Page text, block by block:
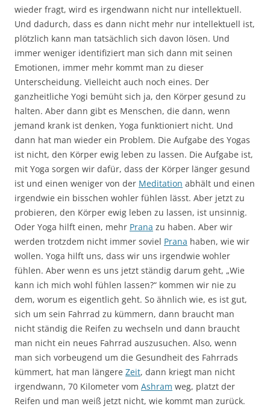
wieder fragt, wird es irgendwann nicht nur intellektuell.
Und dadurch, dass es dann nicht mehr nur intellektuell ist,
plötzlich kann man tatsächlich sich davon lösen. Und
immer weniger identifiziert man sich dann mit seinen
Emotionen, immer mehr kommt man zu dieser
Unterscheidung. Vielleicht auch noch eines. Der
ganzheitliche Yogi bemüht sich ja, den Körper gesund zu
halten. Aber dann gibt es Menschen, die dann, wenn
jemand krank ist denken, Yoga funktioniert nicht. Und
dann hat man wieder ein Problem. Die Aufgabe des Yogas
ist nicht, den Körper ewig leben zu lassen. Die Aufgabe ist,
mit Yoga sorgen wir dafür, dass der Körper länger gesund
ist und einen weniger von der Meditation abhält und einen
irgendwie ein bisschen wohler fühlen lässt. Aber jetzt zu
probieren, den Körper ewig leben zu lassen, ist unsinnig.
Oder Yoga hilft einen, mehr Prana zu haben. Aber wir
werden trotzdem nicht immer soviel Prana haben, wie wir
wollen. Yoga hilft uns, dass wir uns irgendwie wohler
fühlen. Aber wenn es uns jetzt ständig darum geht, „Wie
kann ich mich wohl fühlen lassen?“ kommen wir nie zu
dem, worum es eigentlich geht. So ähnlich wie, es ist gut,
sich um sein Fahrrad zu kümmern, dann braucht man
nicht ständig die Reifen zu wechseln und dann braucht
man nicht ein neues Fahrrad auszusuchen. Also, wenn
man sich vorbeugend um die Gesundheit des Fahrrads
kümmert, hat man längere Zeit, dann kriegt man nicht
irgendwann, 70 Kilometer vom Ashram weg, platzt der
Reifen und man weiß jetzt nicht, wie kommt man zurück.